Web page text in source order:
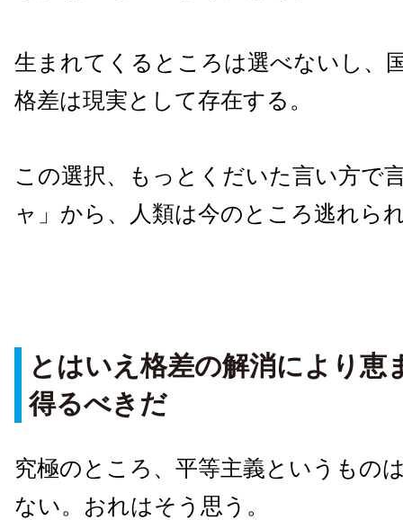
生まれてくるところは選べないし、
格差は現実として存在する。
この選択、もっとくだいた言い方で
ャ」から、人類は今のところ逃れら
とはいえ格差の解消により恵
得るべきだ
究極のところ、平等主義というもの
ない。おれはそう思う。